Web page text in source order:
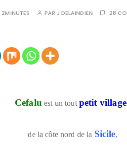
2MINUTES PAR JOELAINDIEN 28
Cefalu est un tout petit village
de la côte nord de la Sicile,